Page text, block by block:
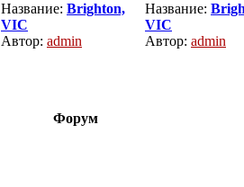
Название: Brighton,
VIC
Автор: admin
Название:
VIC
Автор: admin
Форум